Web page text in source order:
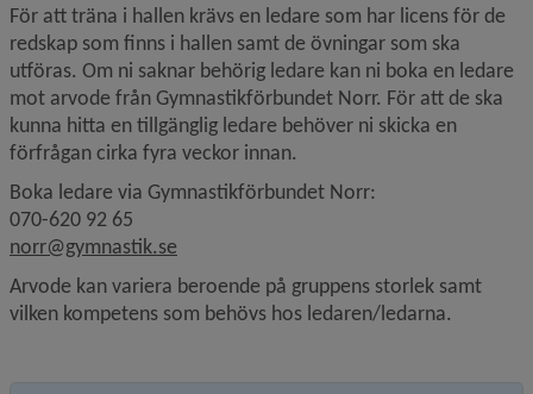
För att träna i hallen krävs en ledare som har licens för de
redskap som finns i hallen samt de övningar som ska
utföras. Om ni saknar behörig ledare kan ni boka en ledare
mot arvode från Gymnastikförbundet Norr. För att de ska
kunna hitta en tillgänglig ledare behöver ni skicka en
förfrågan cirka fyra veckor innan.
Boka ledare via Gymnastikförbundet Norr:
070-620 92 65
norr@gymnastik.se
Arvode kan variera beroende på gruppens storlek samt
vilken kompetens som behövs hos ledaren/ledarna.